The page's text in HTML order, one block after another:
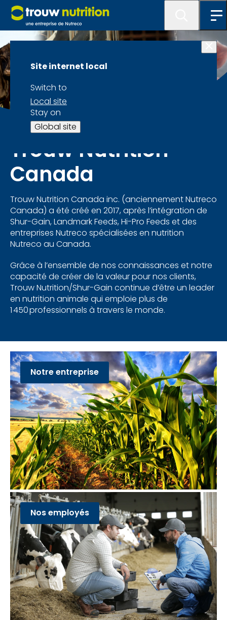
Site internet local
Switch to
Local site
Stay on
Global site
Trouw Nutrition
Canada
Trouw Nutrition Canada inc. (anciennement Nutreco
Canada) a été créé en 2017, après l’intégration de
Shur-Gain, LandmarkFeeds, Hi-Pro Feeds et des
entreprises Nutreco spécialisées en nutrition
Nutreco au Canada.
Grâce à l’ensemble de nos connaissances et notre
capacité de créer de la valeur pour nos clients,
Trouw Nutrition/Shur-Gain continue d’être un leader
en nutrition animale qui emploie plus de
1450professionnels à travers le monde.
Notre entreprise
Nos employés